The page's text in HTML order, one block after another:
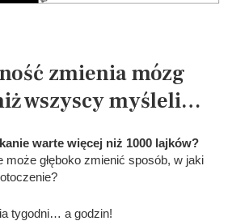
zmienia mózg
wszyscy myśleli…
warte więcej niż 1000 lajków?
może głęboko zmienić sposób, w jaki
tygodni… a godzin!